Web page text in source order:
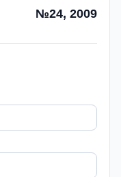
№24, 2009